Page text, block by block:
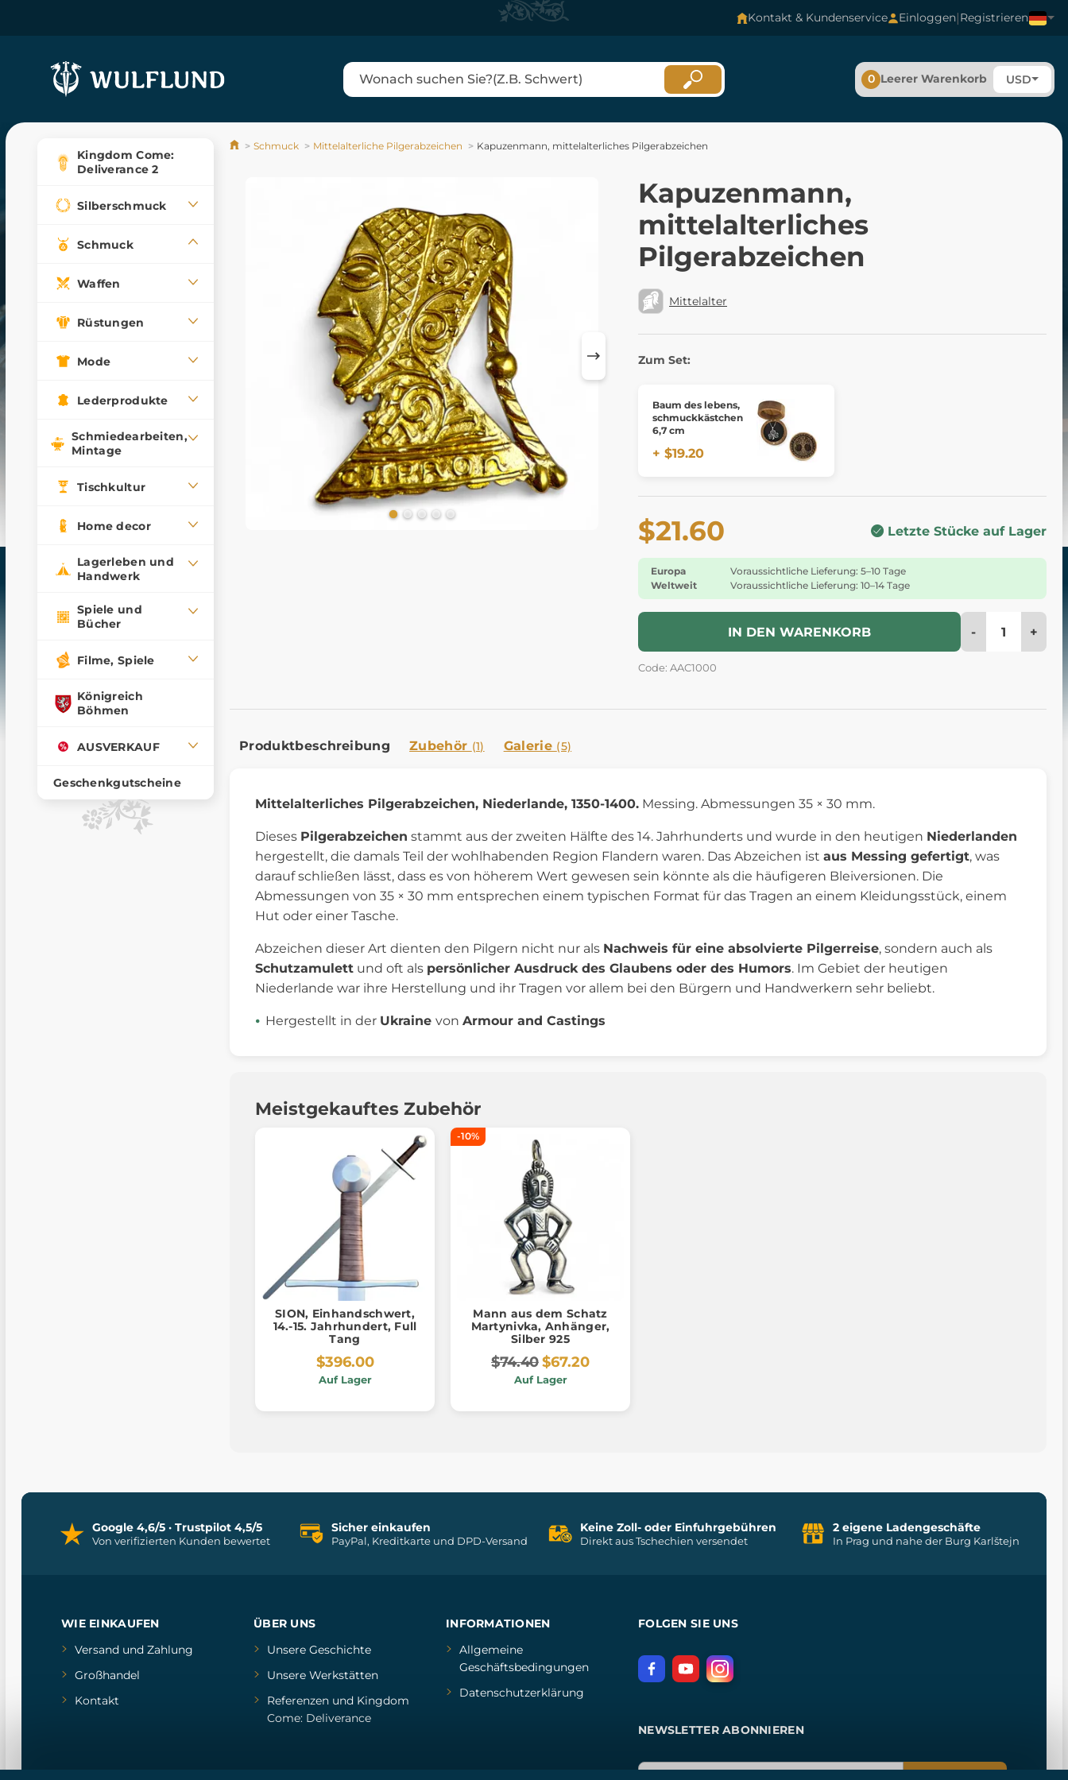
Kontakt & Kundenservice Einloggen|Registrieren
0 Leerer Warenkorb USD
Kingdom Come:
Deliverance 2
Silberschmuck
Schmuck
Waffen
Rüstungen
Mode
Lederprodukte
Schmiedearbeiten,
Mintage
Tischkultur
Home decor
Lagerleben und
Handwerk
Spiele und
Bücher
Filme, Spiele
Königreich
Böhmen
AUSVERKAUF
Geschenkgutscheine
Schmuck Mittelalterliche Pilgerabzeichen Kapuzenmann, mittelalterliches Pilgerabzeichen
Kapuzenmann,
mittelalterliches
Pilgerabzeichen
Mittelalter
Zum Set:
Baum des lebens,
schmuckkästchen
6,7 cm
+ $19.20
$21.60 Letzte Stücke auf Lager
Europa
Voraussichtliche Lieferung: 5–10 Tage
Weltweit
Voraussichtliche Lieferung: 10–14 Tage
IN DEN WARENKORB - +
Code: AAC1000
Produktbeschreibung Zubehör (1) Galerie (5)
Mittelalterliches Pilgerabzeichen, Niederlande, 1350-1400. Messing. Abmessungen 35 × 30 mm.
Dieses Pilgerabzeichen stammt aus der zweiten Hälfte des 14. Jahrhunderts und wurde in den heutigen Niederlanden
hergestellt, die damals Teil der wohlhabenden Region Flandern waren. Das Abzeichen ist aus Messing gefertigt, was
darauf schließen lässt, dass es von höherem Wert gewesen sein könnte als die häufigeren Bleiversionen. Die
Abmessungen von 35 × 30 mm entsprechen einem typischen Format für das Tragen an einem Kleidungsstück, einem
Hut oder einer Tasche.
Abzeichen dieser Art dienten den Pilgern nicht nur als Nachweis für eine absolvierte Pilgerreise, sondern auch als
Schutzamulett und oft als persönlicher Ausdruck des Glaubens oder des Humors. Im Gebiet der heutigen
Niederlande war ihre Herstellung und ihr Tragen vor allem bei den Bürgern und Handwerkern sehr beliebt.
Hergestellt in der Ukraine von Armour and Castings
Meistgekauftes Zubehör
SION, Einhandschwert,
14.-15. Jahrhundert, Full
Tang
$396.00
Auf Lager
-10%
Mann aus dem Schatz
Martynivka, Anhänger,
Silber 925
$74.40$67.20
Auf Lager
Google 4,6/5 · Trustpilot 4,5/5
Von verifizierten Kunden bewertet
Sicher einkaufen
PayPal, Kreditkarte und DPD-Versand
Keine Zoll- oder Einfuhrgebühren
Direkt aus Tschechien versendet
2 eigene Ladengeschäfte
In Prag und nahe der Burg Karlštejn
WIE EINKAUFEN
Versand und Zahlung
Großhandel
Kontakt
ÜBER UNS
Unsere Geschichte
Unsere Werkstätten
Referenzenund Kingdom
Come: Deliverance
INFORMATIONEN
Allgemeine
Geschäftsbedingungen
Datenschutzerklärung
FOLGEN SIE UNS
NEWSLETTER ABONNIEREN